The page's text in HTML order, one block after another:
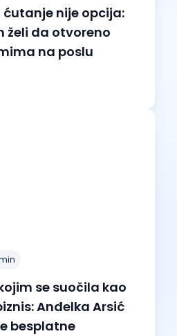
ćutanje nije opcija:
želi da otvoreno
na poslu
se suočila kao
Anđelka Arsić
besplatne